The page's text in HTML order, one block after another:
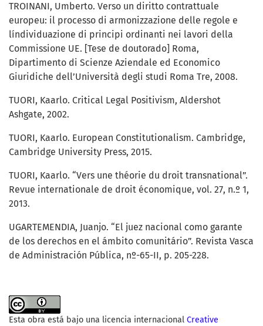
TROINANI, Umberto. Verso un diritto contrattuale
europeu: il processo di armonizzazione delle regole e
líndividuazione di principi ordinanti nei lavori della
Commissione UE. [Tese de doutorado] Roma,
Dipartimento di Scienze Aziendale ed Economico
Giuridiche dell’Università degli studi Roma Tre, 2008.
TUORI, Kaarlo. Critical Legal Positivism, Aldershot
Ashgate, 2002.
TUORI, Kaarlo. European Constitutionalism. Cambridge,
Cambridge University Press, 2015.
TUORI, Kaarlo. “Vers une théorie du droit transnational”.
Revue internationale de droit économique, vol. 27, n.º 1,
2013.
UGARTEMENDIA, Juanjo. “El juez nacional como garante
de los derechos en el ámbito comunitário”. Revista Vasca
de Administración Pública, nº-65-II, p. 205-228.
Esta obra está bajo una licencia internacional Creative